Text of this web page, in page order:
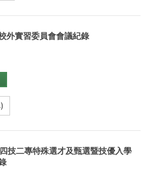
外實習委員會會議紀錄
技二專特殊選才及甄選暨技優入學